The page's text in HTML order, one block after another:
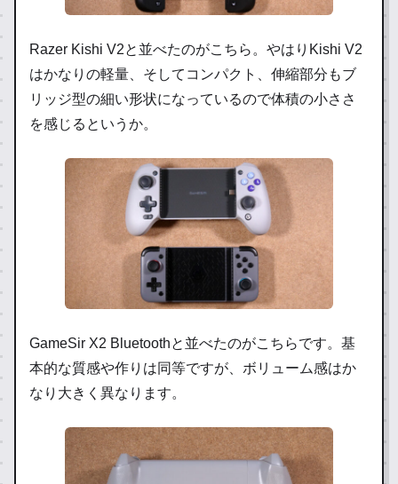
Razer Kishi V2と並べたのがこちら。やはりKishi V2
はかなりの軽量、そしてコンパクト、伸縮部分もブ
リッジ型の細い形状になっているので体積の小ささ
を感じるというか。
GameSir X2 Bluetoothと並べたのがこちらです。基
本的な質感や作りは同等ですが、ボリューム感はか
なり大きく異なります。